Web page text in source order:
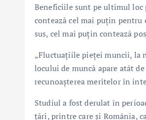
Beneficiile sunt pe ultimul loc
contează cel mai puțin pentru
sus, cel mai puțin contează
„Fluctuațiile pieței muncii, la
locului de muncă apare atât
recunoașterea meritelor în
Studiul a fost derulat în
țări, printre care și România,